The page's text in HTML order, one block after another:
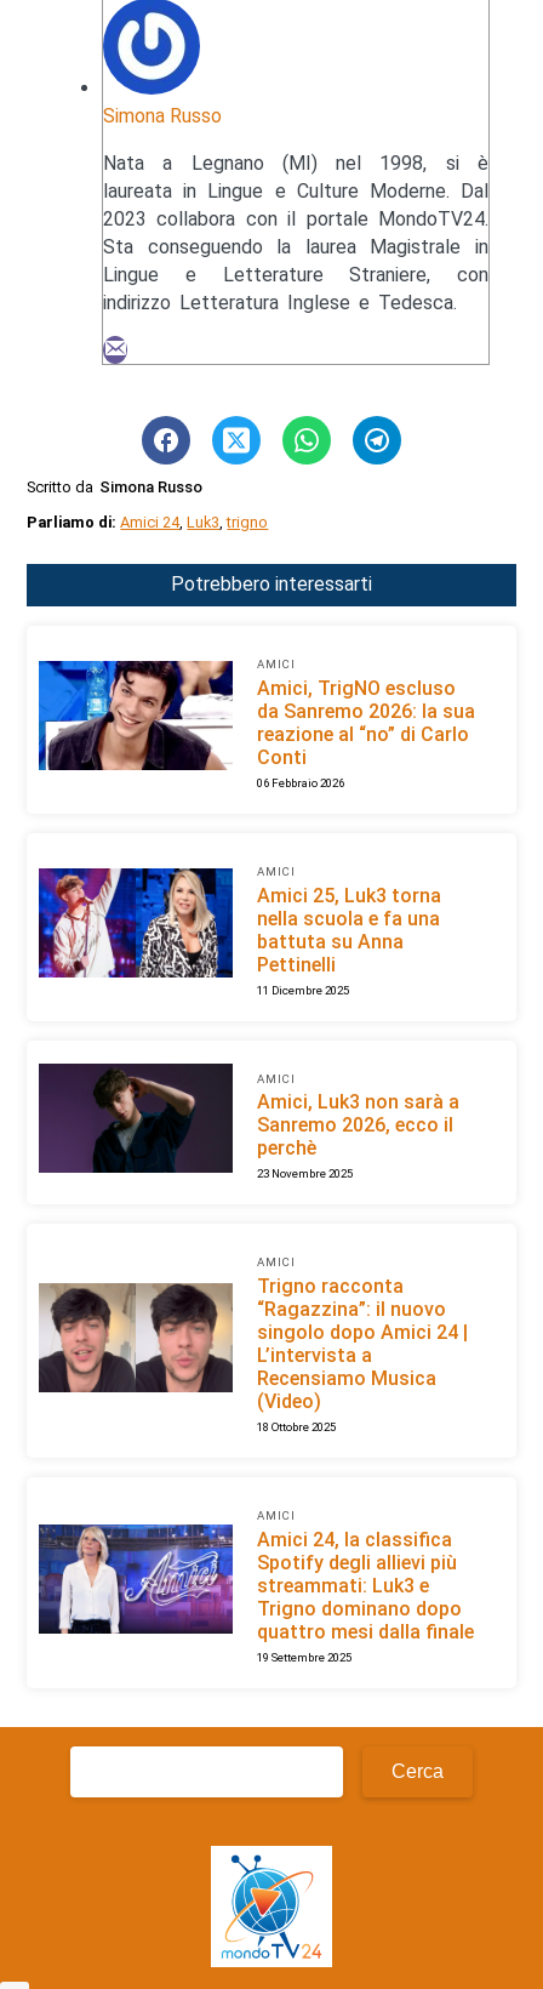
Simona Russo
Nata a Legnano (MI) nel 1998, si è
laureata in Lingue e Culture Moderne. Dal
2023 collabora con il portale MondoTV24.
Sta conseguendo la laurea Magistrale in
Lingue e Letterature Straniere, con
indirizzo Letteratura Inglese e Tedesca.
Scritto da Simona Russo
Parliamo di:Amici 24,Luk3,trigno
Potrebbero interessarti
AMICI
Amici, TrigNO escluso
da Sanremo 2026: la sua
reazione al “no” di Carlo
Conti
06 Febbraio 2026
AMICI
Amici 25, Luk3 torna
nella scuola e fa una
battuta su Anna
Pettinelli
11 Dicembre 2025
AMICI
Amici, Luk3 non sarà a
Sanremo 2026, ecco il
perchè
23 Novembre 2025
AMICI
Trigno racconta
“Ragazzina”: il nuovo
singolo dopo Amici 24 |
L’intervista a
Recensiamo Musica
(Video)
18 Ottobre 2025
AMICI
Amici 24, la classifica
Spotify degli allievi più
streammati: Luk3 e
Trigno dominano dopo
quattro mesi dalla finale
19 Settembre 2025
Ricerca